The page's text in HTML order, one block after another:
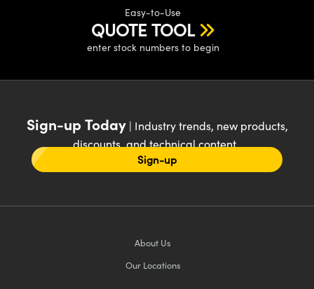
Easy-to-Use
QUOTE TOOL
enter stock numbers to begin
Sign-up Today| Industry trends, new products,
discounts, and technical content
Sign-up
About Us
Our Locations